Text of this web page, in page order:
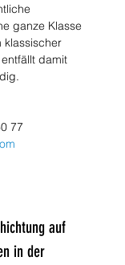
ganze Klasse
klassischer
damit
77
auf
in der